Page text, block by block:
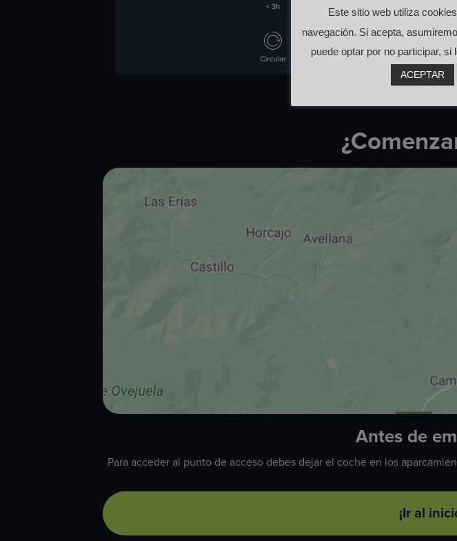
Antes de
Para acceder al punto de acceso debes dejar el coche en los
¡Ir al
Este sitio web utiliza
navegación. Si acepta,
puede optar por no participar, si
ACEPTAR